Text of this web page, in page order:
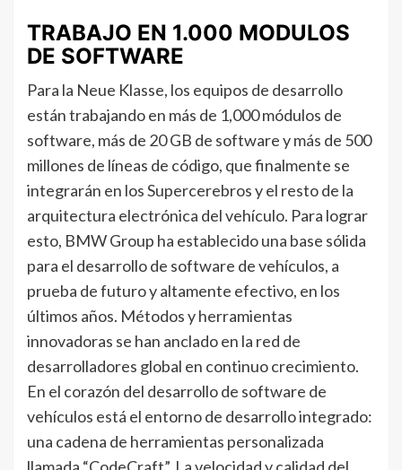
TRABAJO EN 1.000 MODULOS
DE SOFTWARE
Para la Neue Klasse, los equipos de desarrollo
están trabajando en más de 1,000 módulos de
software, más de 20 GB de software y más de 500
millones de líneas de código, que finalmente se
integrarán en los Supercerebros y el resto de la
arquitectura electrónica del vehículo. Para lograr
esto, BMW Group ha establecido una base sólida
para el desarrollo de software de vehículos, a
prueba de futuro y altamente efectivo, en los
últimos años. Métodos y herramientas
innovadoras se han anclado en la red de
desarrolladores global en continuo crecimiento.
En el corazón del desarrollo de software de
vehículos está el entorno de desarrollo integrado:
una cadena de herramientas personalizada